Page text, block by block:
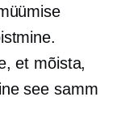
et mõista,
see samm